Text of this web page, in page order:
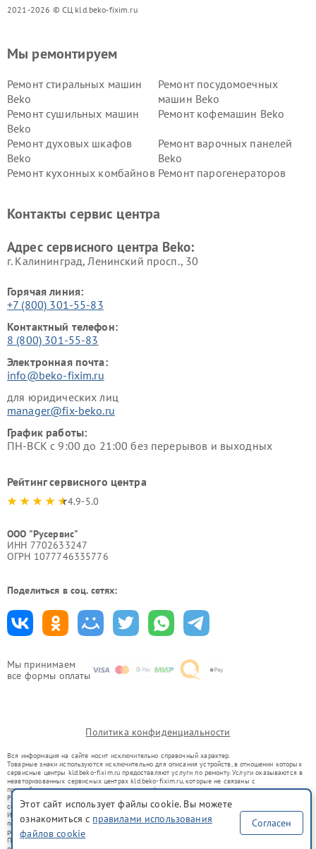
2021-2026 © СЦ kld.beko-fixim.ru
Мы принимаем
все формы оплаты
Мы ремонтируем
Ремонт стиральных машин
Beko
Ремонт посудомоечных
машин Beko
Ремонт сушильных машин
Beko
Ремонт кофемашин Beko
Ремонт духовых шкафов
Beko
Ремонт варочных панелей
Beko
Ремонт кухонных комбайнов Ремонт парогенераторов
Ремонт холодильников Beko Ремонт морозильных камер
Контакты сервис центра
Адрес сервисного центра Beko:
г. Калининград, Ленинский просп., 30
Горячая линия:
+7 (800) 301-55-83
Контактный телефон:
8 (800) 301-55-83
Электронная почта:
info@beko-fixim.ru
для юридических лиц
manager@fix-beko.ru
График работы:
ПН-ВСК с 9:00 до 21:00 без перерывов и выходных
Рейтинг сервисного центра
4.9-5.0
ООО "Русервис"
ИНН 7702633247
ОГРН 1077746335776
Поделиться в соц. сетях:
Политика конфиденциальности
Вся информация на сайте носит исключительно справочный характер.
Товарные знаки используются исключительно для описания устройств, в отношении которых
сервисные центры kld.beko-fixim.ru предоставляют услуги по ремонту. Услуги оказываются в
неавторизованных сервисных центрах kld.beko-fixim.ru, которые не связаны с
правообладателями товарных знаков или их официальными представителями.
Ремонт осуществляется для устройств, уже введенных в гражданский оборот в соответствии
со статьей 1487 ГК РФ.
Использование товарных знаков не преследует цели индивидуализации услуг или введения
потребителей в заблуждение, а служит для информирования о предоставляемых услугах по
ремонту техники указанных брендов.
Представленная на сайте информация не является публичной офертой, определяемой
Этот сайт использует файлы cookie. Вы можете
ознакомиться с правилами использования
файлов cookie
Согласен